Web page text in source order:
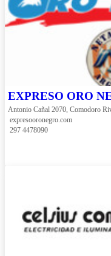
EXPRESO ORO
Antonio Cañal 2070, Comodoro
expresooronegro.com
297 4478090